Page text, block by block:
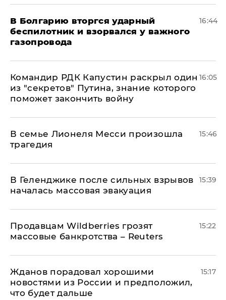
В Болгарию вторгся ударный
беспилотник и взорвался у важного
газопровода
16:44
Командир РДК Капустин раскрыл один
из "секретов" Путина, знание которого
поможет закончить войну
16:05
В семье Лионеля Месси произошла
трагедия
15:46
В Геленджике после сильных взрывов
началась массовая эвакуация
15:39
Продавцам Wildberries грозят
массовые банкротства – Reuters
15:22
Жданов порадовал хорошими
новостями из России и предположил,
что будет дальше
15:17